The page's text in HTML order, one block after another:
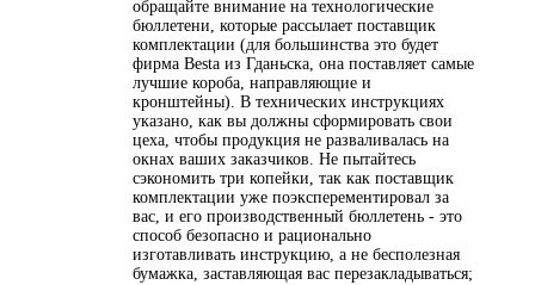
обращайте внимание на технологические
бюллетени, которые рассылает поставщик
комплектации (для большинства это будет
фирма Besta из Гданьска, она поставляет самые
лучшие короба, направляющие и
кронштейны). В технических инструкциях
указано, как вы должны сформировать свои
цеха, чтобы продукция не разваливалась на
окнах ваших заказчиков. Не пытайтесь
сэкономить три копейки, так как поставщик
комплектации уже поэксперементировал за
вас, и его производственный бюллетень - это
способ безопасно и рационально
изготавливать инструкцию, а не бесполезная
бумажка, заставляющая вас перезакладываться;